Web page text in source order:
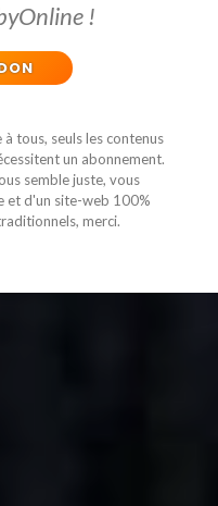
!
tous, seuls les contenus
un abonnement.
semble juste, vous
et d'un site-web 100%
merci.